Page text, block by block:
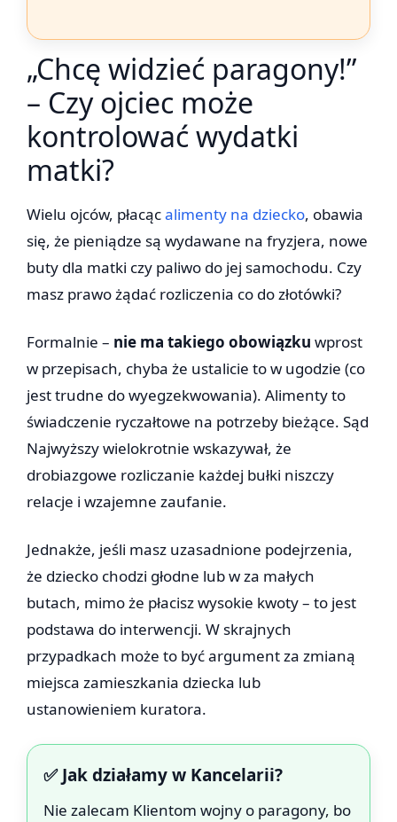
„Chcę widzieć paragony!”
– Czy ojciec może
kontrolować wydatki
matki?
Wielu ojców, płacącalimenty na dziecko, obawia
się, że pieniądze są wydawane na fryzjera, nowe
buty dla matki czy paliwo do jej samochodu. Czy
masz prawo żądać rozliczenia co do złotówki?
Formalnie – nie ma takiego obowiązku wprost
w przepisach, chyba że ustalicie to w ugodzie (co
jest trudne do wyegzekwowania). Alimenty to
świadczenie ryczałtowe na potrzeby bieżące. Sąd
Najwyższy wielokrotnie wskazywał, że
drobiazgowe rozliczanie każdej bułki niszczy
relacje i wzajemne zaufanie.
Jednakże, jeśli masz uzasadnione podejrzenia,
że dziecko chodzi głodne lub w za małych
butach, mimo że płacisz wysokie kwoty – to jest
podstawa do interwencji. W skrajnych
przypadkach może to być argument za zmianą
miejsca zamieszkania dziecka lub
ustanowieniem kuratora.
✅ Jak działamy w Kancelarii?
Nie zalecam Klientom wojny o paragony, bo